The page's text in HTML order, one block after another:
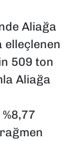
Aliağa
elleçlenen
509 ton
Aliağa